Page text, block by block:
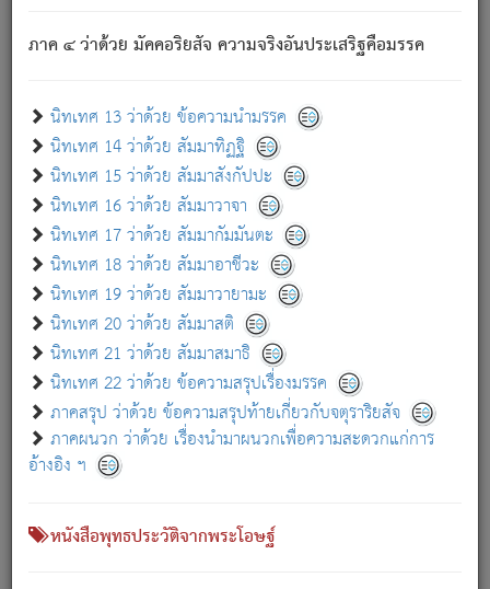
ภาค ๔ ว่าด้วย มัคคอริยสัจ ความจริงอันประเสริฐคือมรรค
นิทเทศ 13 ว่าด้วย ข้อความนำมรรค
นิทเทศ 14 ว่าด้วย สัมมาทิฏฐิ
นิทเทศ 15 ว่าด้วย สัมมาสังกัปปะ
นิทเทศ 16 ว่าด้วย สัมมาวาจา
นิทเทศ 17 ว่าด้วย สัมมากัมมันตะ
นิทเทศ 18 ว่าด้วย สัมมาอาชีวะ
นิทเทศ 19 ว่าด้วย สัมมาวายามะ
นิทเทศ 20 ว่าด้วย สัมมาสติ
นิทเทศ 21 ว่าด้วย สัมมาสมาธิ
นิทเทศ 22 ว่าด้วย ข้อความสรุปเรื่องมรรค
ภาคสรุป ว่าด้วย ข้อความสรุปท้ายเกี่ยวกับจตุราริยสัจ
ภาคผนวก ว่าด้วย เรื่องนำมาผนวกเพื่อความสะดวกแก่การ
อ้างอิง ฯ
หนังสือพุทธประวัติจากพระโอษฐ์
เกี่ยวกับธรรมโฆษณ์ออนไลน์ (Disclaimer)
แม้ระบบ "ธรรมโฆษณ์ออนไลน์" พยายามปรับปรุงข้อมูลให้ถูกต้องมากที่สุด
ผู้ศึกษาก็พึงตรวจสอบกับตัวเล่มหนังสือต้นฉบับ ที่มีการพิมพ์ครั้งล่าสุด
ก่อนนำข้อมูลไปใช้ในการอ้างอิง"
เกี่ยวกับอัตถจารี|เกี่ยวกับการพัฒนา|แจ้งข้อผิดพลาด / แนะนำ
หนังสือที่เกี่ยวข้อง